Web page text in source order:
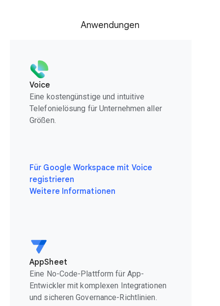
Anwendungen
Voice
Eine kostengünstige und intuitive
Telefonielösung für Unternehmen aller
Größen.
Für Google Workspace mit Voice
registrieren
Weitere Informationen
AppSheet
Eine No-Code-Plattform für App-
Entwickler mit komplexen Integrationen
und sicheren Governance-Richtlinien.